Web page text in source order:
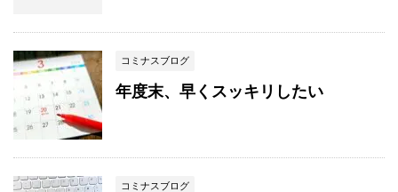
コミナスブログ
年度末、早くスッキリしたい
コミナスブログ